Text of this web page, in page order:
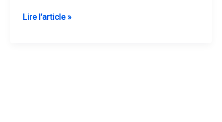
personnel
Lire l’article »